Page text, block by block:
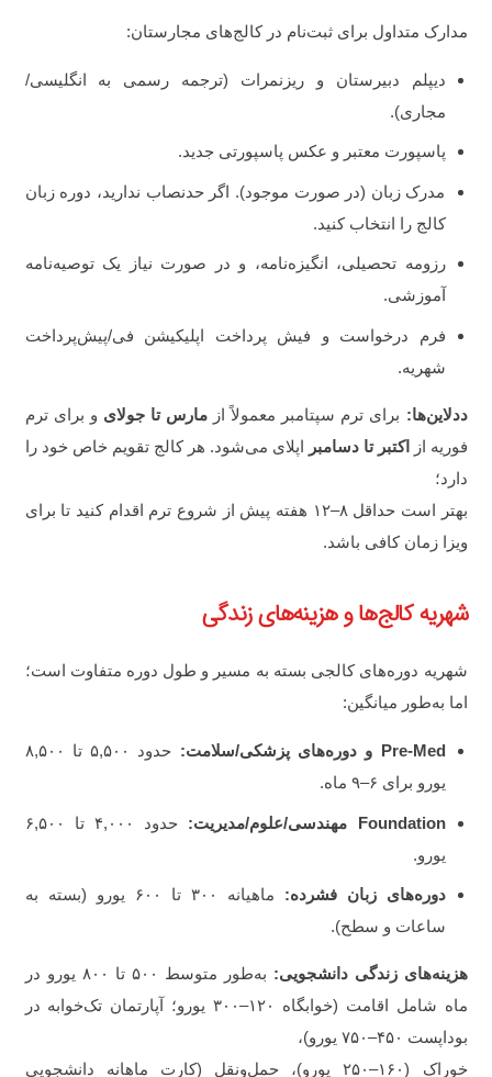
مدارک متداول برای ثبت‌نام در کالج‌های مجارستان:
دیپلم دبیرستان و ریزنمرات (ترجمه رسمی به انگلیسی/
مجاری).
پاسپورت معتبر و عکس پاسپورتی جدید.
مدرک زبان (در صورت موجود). اگر حدنصاب ندارید، دوره زبان
کالج را انتخاب کنید.
رزومه تحصیلی، انگیزه‌نامه، و در صورت نیاز یک توصیه‌نامه
آموزشی.
فرم درخواست و فیش پرداخت اپلیکیشن فی/پیش‌پرداخت
شهریه.
ددلاین‌ها: برای ترم سپتامبر معمولاً ازمارس تا جولای و برای ترم
فوریه از
اکتبر تا دسامبر اپلای می‌شود. هر کالج تقویم خاص خود را
دارد؛
بهتر است حداقل ۸–۱۲ هفته پیش از شروع ترم اقدام کنید تا برای
ویزا زمان کافی باشد.
شهریه کالج‌ها و هزینه‌های زندگی
شهریه دوره‌های کالجی بسته به مسیر و طول دوره متفاوت است؛
اما به‌طور میانگین:
Pre-Med و دوره‌های پزشکی/سلامت:
حدود ۵,۵۰۰ تا ۸,۵۰۰
یورو برای ۶–۹ ماه.
Foundation مهندسی/علوم/مدیریت:
حدود ۴,۰۰۰ تا ۶,۵۰۰
یورو.
دوره‌های زبان فشرده:
ماهیانه ۳۰۰ تا ۶۰۰ یورو (بسته به
ساعات و سطح).
هزینه‌های زندگی دانشجویی:
به‌طور متوسط ۵۰۰ تا ۸۰۰ یورو در
ماه شامل اقامت (خوابگاه ۱۲۰–۳۰۰ یورو؛ آپارتمان تک‌خوابه در
بوداپست ۴۵۰–۷۵۰ یورو)،
خوراک (۱۶۰–۲۵۰ یورو)، حمل‌ونقل (کارت ماهانه دانشجویی